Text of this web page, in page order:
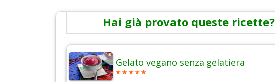
Hai già provato queste ricette?
Gelato vegano senza gelatiera